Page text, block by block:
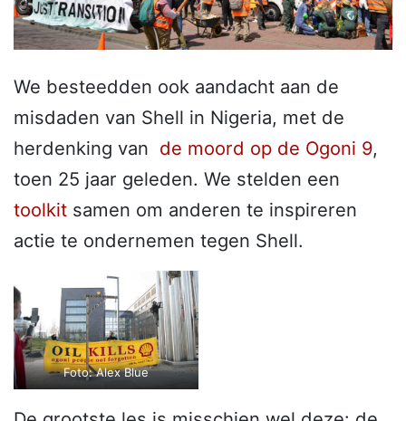
We besteedden ook aandacht aan de
misdaden van Shell in Nigeria, met de
herdenking van de moord op de Ogoni 9,
toen 25 jaar geleden. We stelden een
toolkit samen om anderen te inspireren
actie te ondernemen tegen Shell.
Foto: Alex Blue